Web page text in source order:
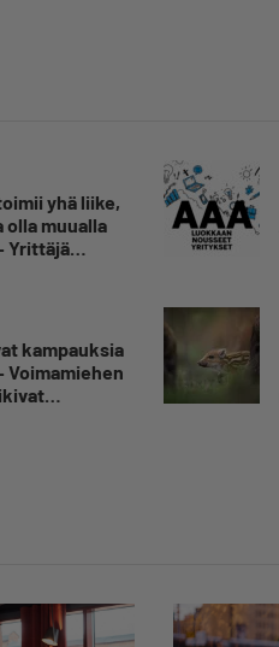
yhä liike,
olla muualla
Yrittäjä
kampauksia
Voimamiehen